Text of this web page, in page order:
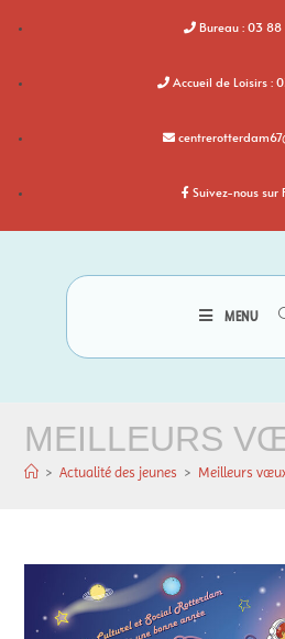
Bureau : 03 88
Accueil de Loisirs :
Suivez-nous sur
MENU
MEILLEURS
> Actualité des jeunes > Meilleurs